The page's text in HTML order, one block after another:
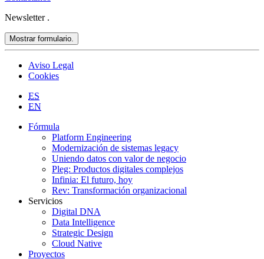
Newsletter .
Mostrar formulario.
Aviso Legal
Cookies
ES
EN
Fórmula
Platform Engineering
Modernización de sistemas legacy
Uniendo datos con valor de negocio
Pleg: Productos digitales complejos
Infinia: El futuro, hoy
Rev: Transformación organizacional
Servicios
Digital DNA
Data Intelligence
Strategic Design
Cloud Native
Proyectos